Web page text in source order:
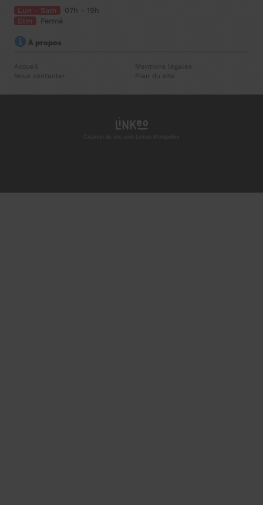
Lun - Sam
07h - 19h
Dim
Fermé
À propos
Accueil
Nous contacter
Mentions légales
Plan du site